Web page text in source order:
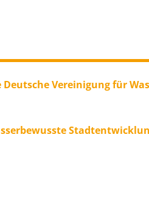
Deutsche Vereinigung für